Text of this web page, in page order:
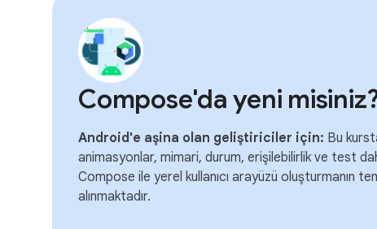
Compose'da yeni
Android'e aşina olan geliştiriciler için: Bu
animasyonlar, mimari, durum, erişilebilirlik ve test
Compose ile yerel kullanıcı arayüzü oluşturmanın
alınmaktadır.